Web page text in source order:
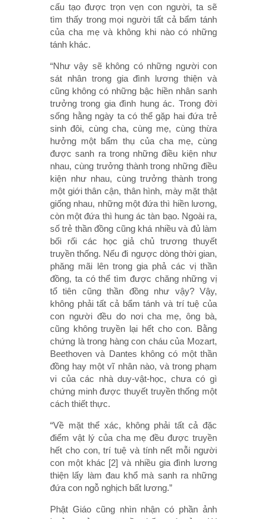
cấu tạo được trọn vẹn con người, ta sẽ
tìm thấy trong mọi người tất cả bẩm tánh
của cha mẹ và không khi nào có những
tánh khác.
“Như vậy sẽ không có những người con
sát nhân trong gia đình lương thiện và
cũng không có những bậc hiền nhân sanh
trưởng trong gia đình hung ác. Trong đời
sống hằng ngày ta có thể gặp hai đứa trẻ
sinh đôi, cùng cha, cùng mẹ, cùng thừa
hưởng một bẩm thụ của cha mẹ, cùng
được sanh ra trong những điều kiện như
nhau, cùng trưởng thành trong những điều
kiện như nhau, cùng trưởng thành trong
một giới thân cận, thân hình, mày mặt thật
giống nhau, những một đứa thì hiền lương,
còn một đứa thì hung ác tàn bạo. Ngoài ra,
số trẻ thần đồng cũng khá nhiều và đủ làm
bối rối các học giả chủ trương thuyết
truyền thống. Nếu đi ngược dòng thời gian,
phăng mãi lên trong gia phả các vị thần
đồng, ta có thể tìm được chăng những vị
tổ tiên cũng thần đồng như vậy? Vậy,
không phải tất cả bẩm tánh và trí tuệ của
con người đều do nơi cha mẹ, ông bà,
cũng không truyền lại hết cho con. Bằng
chứng là trong hàng con cháu của Mozart,
Beethoven và Dantes không có một thần
đồng hay một vĩ nhân nào, và trong phạm
vi của các nhà duy-vật-học, chưa có gì
chứng minh được thuyết truyền thống một
cách thiết thực.
“Về mặt thể xác, không phải tất cả đặc
điểm vật lý của cha mẹ đều được truyền
hết cho con, trí tuệ và tính nết mỗi người
con một khác [2] và nhiều gia đình lương
thiện lấy làm đau khổ mà sanh ra những
đứa con ngỗ nghịch bất lương.”
Phật Giáo cũng nhìn nhận có phần ảnh